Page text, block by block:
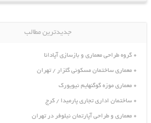
جدیدترین مطالب
گروه طراحی معماری و بازسازی آپادانا
معماری ساختمان مسکونی گلزار / تهران
معماری موزه گوگنهایم نیویورک
ساختمان اداری تجاری پارمیدا / کرج
معماری و طراحی آپارتمان نیلوفر در تهران